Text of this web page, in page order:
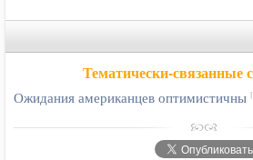
Тематически-связанные
Ожидания американцев оптимистичны